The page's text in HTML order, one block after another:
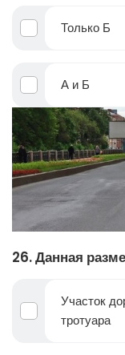
Только Б
А и Б
26. Данная
Участок
тротуара